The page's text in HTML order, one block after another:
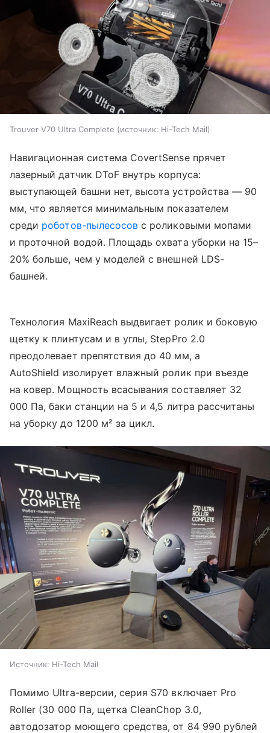
Trouver V70 Ultra Complete источник: Hi-Tech Mail
Навигационная система CovertSense прячет
лазерный датчик DToF внутрь корпуса:
выступающей башни нет, высота устройства — 90
мм, что является минимальным показателем
среди роботов-пылесосов с роликовыми мопами
и проточной водой. Площадь охвата уборки на 15–
20% больше, чем у моделей с внешней LDS-
башней.
Технология MaxiReach выдвигает ролик и боковую
щетку к плинтусам и в углы, StepPro 2.0
преодолевает препятствия до 40 мм, а
AutoShield изолирует влажный ролик при въезде
на ковер. Мощность всасывания составляет 32
000 Па, баки станции на 5 и 4,5 литра рассчитаны
на уборку до 1200 м² за цикл.
Источник: Hi-Tech Mail
Помимо Ultra-версии, серия S70 включает Pro
Roller (30 000 Па, щетка CleanChop 3.0,
автодозатор моющего средства, от 84 990 рублей